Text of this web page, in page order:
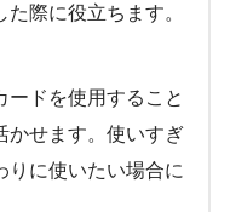
際に役立ちます。
ードを使用すること
かせます。使いすぎ
りに使いたい場合に